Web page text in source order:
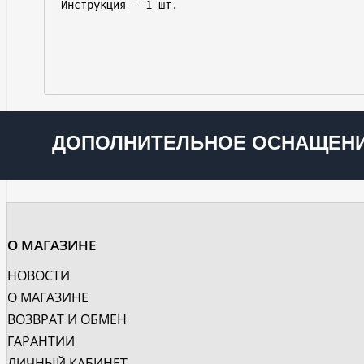
ДОПОЛНИТЕЛЬНОЕ
О МАГАЗИНЕ
НОВОСТИ
О МАГАЗИНЕ
ВОЗВРАТ И ОБМЕН
ГАРАНТИИ